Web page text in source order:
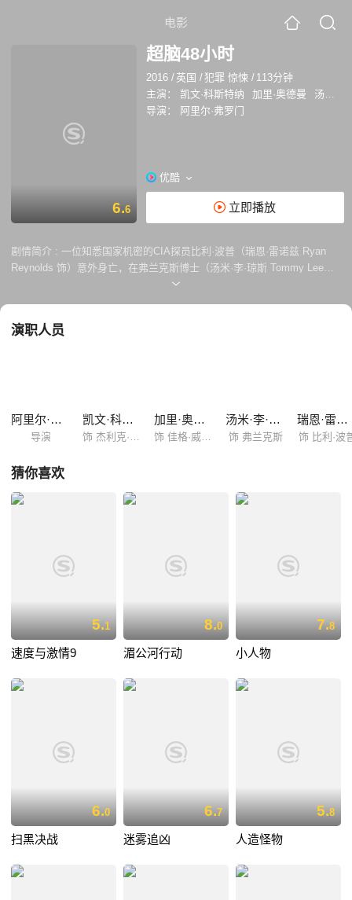
电影
6.6
超脑48小时
2016 / 英国 /犯罪 惊悚 / 113分钟
主演：
凯文·科斯特纳 加里·奥德曼
汤米·李·琼斯
导演：
阿里尔·弗罗门
优酷
立即播放
剧情简介 : 一位知悉国家机密的CIA探员比利·波普（瑞恩·雷诺兹 Ryan
Reynolds 饰）意外身亡，在弗兰克斯博士（汤米·李·琼斯 Tommy Lee
Jones 饰）的协助下将其记忆与技能植入了一位极度危险且无法预测的罪
企图攫取国家机密的犯罪组织。杰里科·斯图尔特为了救回换脑后渐渐爱上
演职人员
阿里尔·弗罗门
导演
凯文·科斯特纳 加里·奥德曼 汤米·李·琼斯
饰 弗兰克斯
瑞恩·雷诺兹
饰 比利·波
猜你喜欢
5.1
速度与激情9
8.0
湄公河行动
7.8
小人物
6.0
扫黑决战
6.7
迷雾追凶
5.8
人造怪物